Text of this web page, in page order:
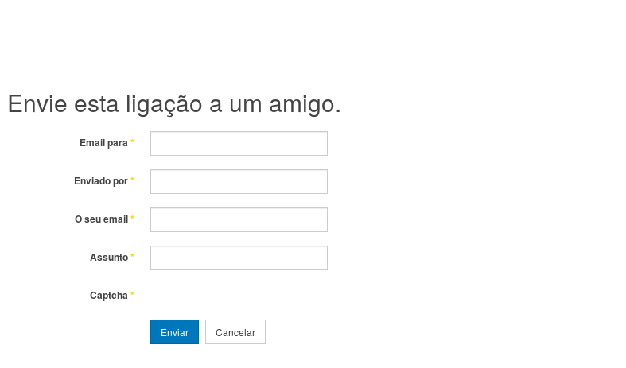
Envie esta ligação a um amigo.
Email para*
Enviado por*
O seu email*
Assunto*
Captcha*
Enviar Cancelar